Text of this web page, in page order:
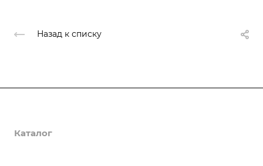
Назад к списку
Каталог